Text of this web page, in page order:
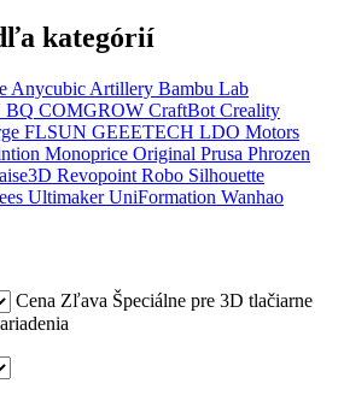
kategórií
Anycubic Artillery Bambu Lab
BQ COMGROW CraftBot Creality
FLSUN GEEETECH LDO Motors
Monoprice Original Prusa Phrozen
Revopoint Robo Silhouette
Ultimaker UniFormation Wanhao
Cena Zľava Špeciálne pre 3D tlačiarne